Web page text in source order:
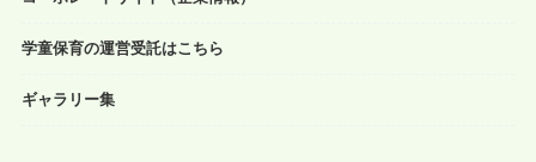
学童保育の運営受託はこちら
ギャラリー集